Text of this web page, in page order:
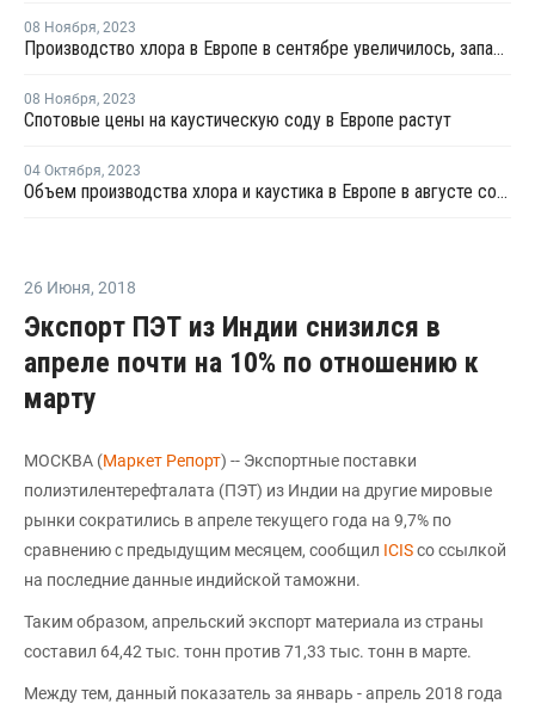
08 Ноября, 2023
Производство хлора в Европе в сентябре увеличилось, запасы каустика выросли
08 Ноября, 2023
Спотовые цены на каустическую соду в Европе растут
04 Октября, 2023
Объем производства хлора и каустика в Европе в августе сократился
26 Июня, 2018
Экспорт ПЭТ из Индии снизился в
апреле почти на 10% по отношению к
марту
МОСКВА (Маркет Репорт) -- Экспортные поставки
полиэтилентерефталата (ПЭТ) из Индии на другие мировые
рынки сократились в апреле текущего года на 9,7% по
сравнению с предыдущим месяцем, сообщил ICISсо ссылкой
на последние данные индийской таможни.
Таким образом, апрельский экспорт материала из страны
составил 64,42 тыс. тонн против 71,33 тыс. тонн в марте.
Между тем, данный показатель за январь - апрель 2018 года